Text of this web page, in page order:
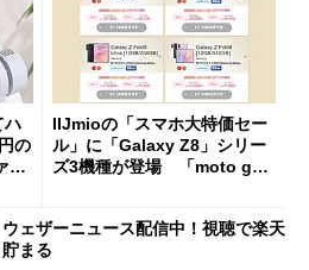
ハ
の
IIJmioの「スマホ大特価セー
ル」に「Galaxy Z8」シリー
ズ3機種が登場 「moto g37
ウェザーニュース配信中！視聴で楽天
まる